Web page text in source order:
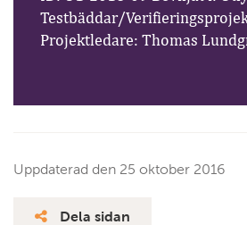
Testbäddar/
Projektledare: Thomas
Uppdaterad den 25 oktober 2016
Dela sidan